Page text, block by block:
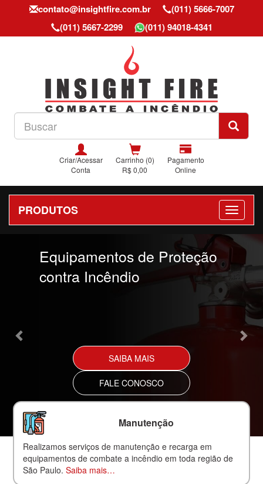
contato@insightfire.com.br
(011) 5666-7007
(011) 5667-2299
(011) 94018-4341
Criar/Acessar
Conta
Carrinho (0)
R$ 0,00
Pagamento
Online
PRODUTOS
Equipamentos de Proteção
contra Incêndio
SAIBA MAIS
FALE CONOSCO
Manutenção
Realizamos serviços de manutenção e recarga em
equipamentos de combate a incêndio em toda região de
São Paulo.Saiba mais…